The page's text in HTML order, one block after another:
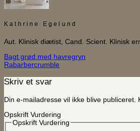
Kathrine Egelund
Aut. Klinisk diætist, Cand. Scient. Klinisk
Bagt grød med havregryn
Rabarbercrumble
Skriv et svar
Din e-mailadresse vil ikke blive publiceret.
Opskrift Vurdering
Opskrift Vurdering